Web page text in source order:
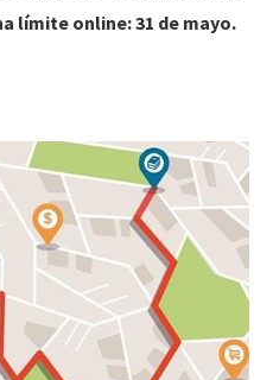
límite online: 31 de mayo.